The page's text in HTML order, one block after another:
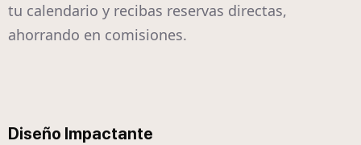
tu calendario y recibas reservas directas,
ahorrando en comisiones.
Diseño Impactante